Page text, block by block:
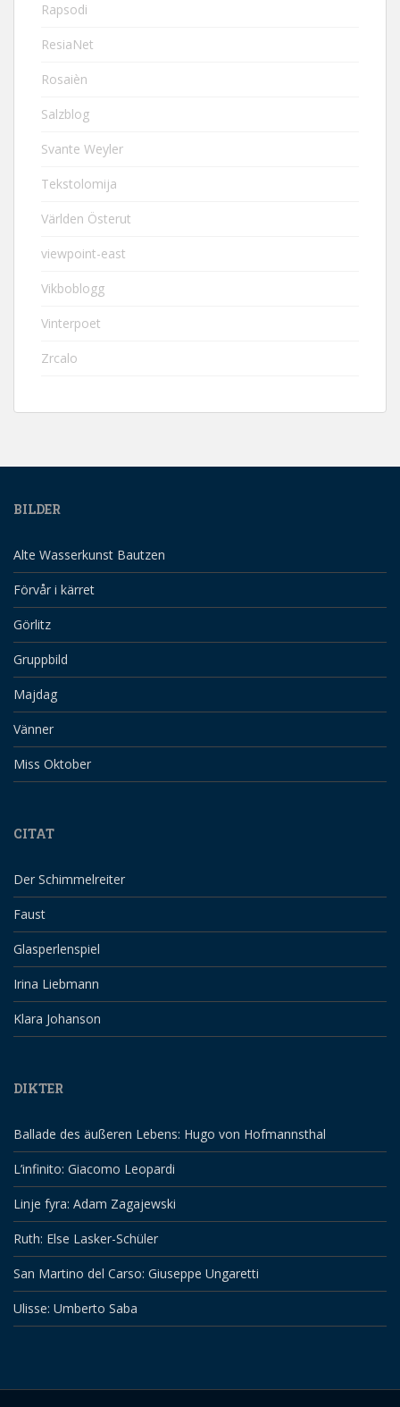
Rapsodi
ResiaNet
Rosaièn
Salzblog
Svante Weyler
Tekstolomija
Världen Österut
viewpoint-east
Vikboblogg
Vinterpoet
Zrcalo
BILDER
Alte Wasserkunst Bautzen
Förvår i kärret
Görlitz
Gruppbild
Majdag
Vänner
Miss Oktober
CITAT
Der Schimmelreiter
Faust
Glasperlenspiel
Irina Liebmann
Klara Johanson
DIKTER
Ballade des äußeren Lebens: Hugo von Hofmannsthal
L’infinito: Giacomo Leopardi
Linje fyra: Adam Zagajewski
Ruth: Else Lasker-Schüler
San Martino del Carso: Giuseppe Ungaretti
Ulisse: Umberto Saba